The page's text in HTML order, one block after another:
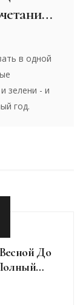
в одной
зелени - и
год.
До
Схемы